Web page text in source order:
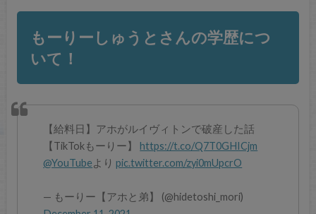
もーりーしゅうとさんの学歴につ
いて！
【給料日】アホがルイヴィトンで破産した話
【TikTokもーりー】https://t.co/Q7T0GHICjm
@YouTubeよりpic.twitter.com/zyi0mUpcrO
— もーりー【アホと弟】 (@hidetoshi_mori)